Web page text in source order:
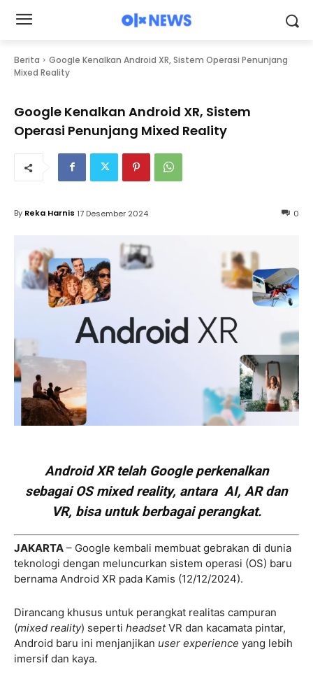
Berita
Google Kenalkan Android XR, Sistem Operasi Penunjang
Mixed Reality
Google Kenalkan Android XR, Sistem
Operasi Penunjang Mixed Reality
0
By Reka Harnis 17 Desember 2024
Android XR telah Google perkenalkan
sebagai OS mixed reality, antara AI, AR dan
VR, bisa untuk berbagai perangkat.
JAKARTA – Google kembali membuat gebrakan di dunia
teknologi dengan meluncurkan sistem operasi (OS) baru
bernama Android XR pada Kamis (12/12/2024).
Dirancang khusus untuk perangkat realitas campuran
(mixed reality) seperti headsetVR dan kacamata pintar,
Android baru ini menjanjikan user experience yang lebih
imersif dan kaya.